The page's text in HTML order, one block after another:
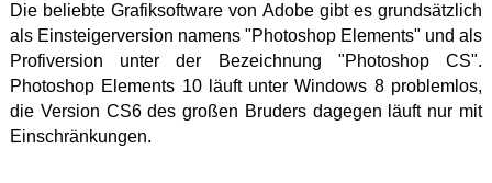
Die beliebte Grafiksoftware von Adobe gibt es grundsätzlich
als Einsteigerversion namens "Photoshop Elements" und als
Profiversion unter der Bezeichnung "Photoshop CS".
Photoshop Elements 10 läuft unter Windows 8 problemlos,
die Version CS6 des großen Bruders dagegen läuft nur mit
Einschränkungen.